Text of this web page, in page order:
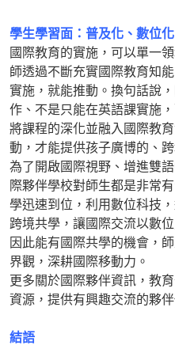
學生學習面：普及化、數位
國際教育的實施，可以單一
師透過不斷充實國際教育知
實施，就能推動。換句話說
作、不是只能在英語課實施
將課程的深化並融入國際教
動，才能提供孩子廣博的、
為了開啟國際視野、增進雙
際夥伴學校對師生都是非常
學迅速到位，利用數位科技
跨境共學，讓國際交流以數
因此能有國際共學的機會，
界觀，深耕國際移動力。
更多關於國際夥伴資訊，教
資源，提供有興趣交流的夥伴
結語